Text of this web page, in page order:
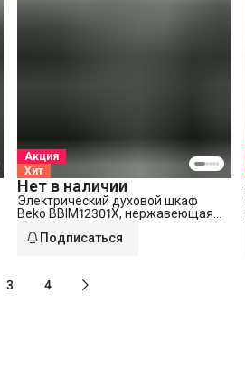
Акция
Хит
Нет в наличии
Электрический духовой шкаф
Beko BBIM12301X, нержавеющая
Подписаться
3 4